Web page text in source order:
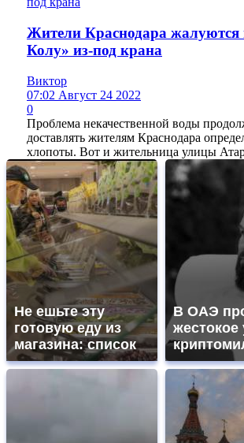
Жители Краснодара жалуются
Колу» из-под крана
Виктор
07:02 Август 24 2022
0
Проблема некачественной воды
доставлять жителям Краснодара
хлопоты. Вот и жительница улицы
Не ешьте эту
готовую еду из
магазина: список
В ОАЭ
жестокое